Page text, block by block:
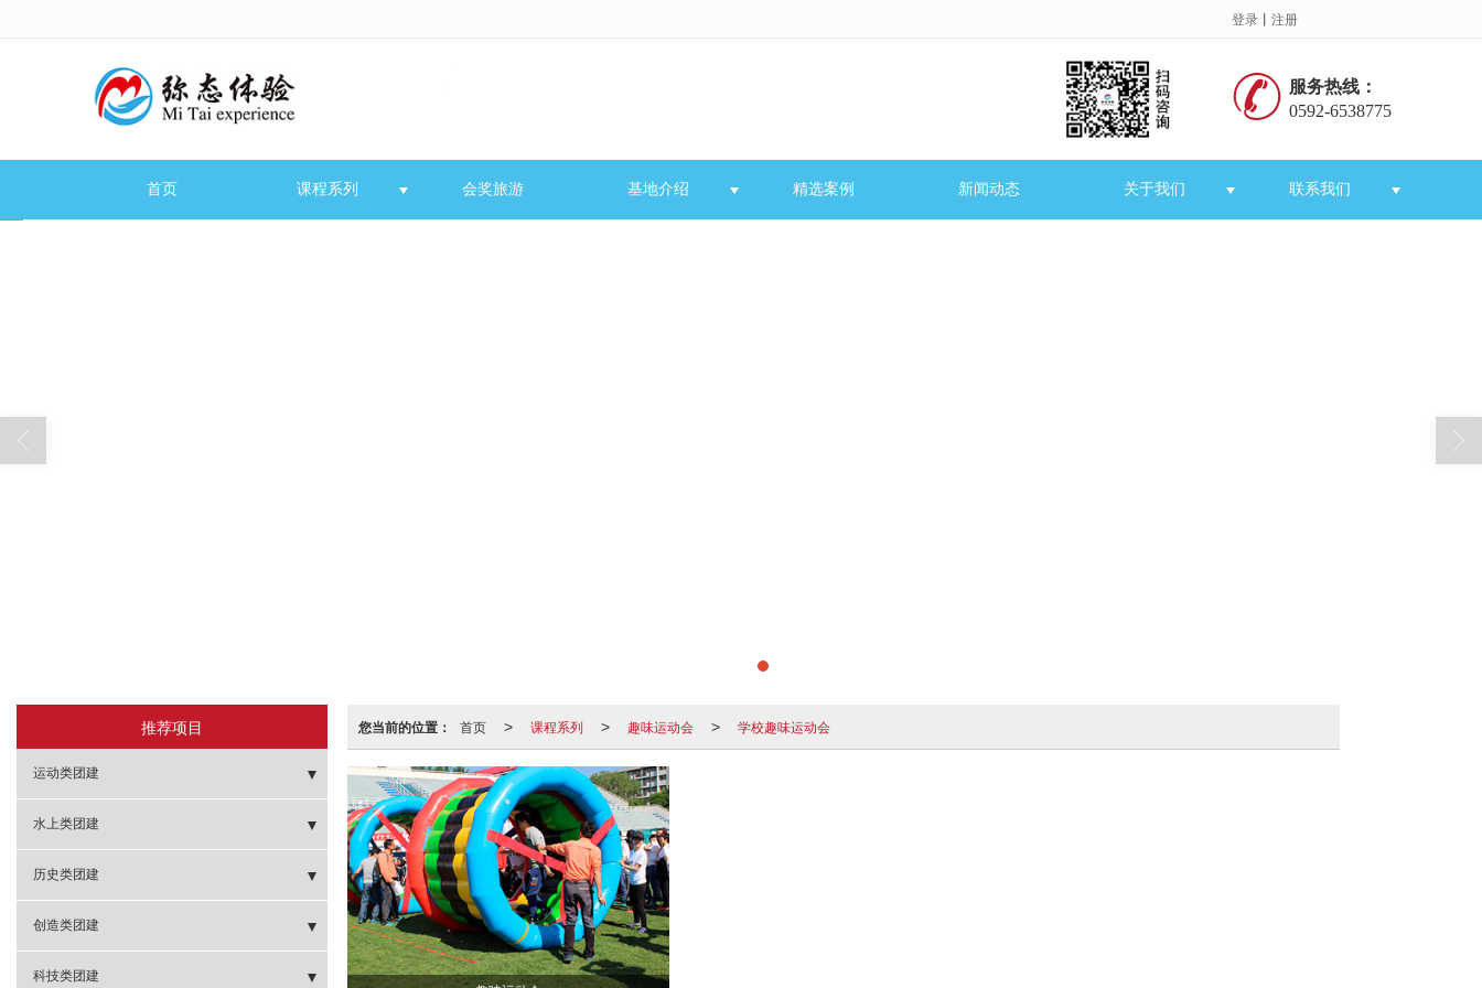
登录 丨 注册
服务热线：
0592-6538775
首页 课程系列 会奖旅游 基地介绍 精选案例 新闻动态 关于我们 联系我们
您当前的位置： 首页 > 课程系列 > 趣味运动会 > 学校趣味运动会
推荐项目
运动类团建
- 棒球团建
- 健球团建
- 冰球团建
- 飞盘团建
水上类团建
- 帆船出击
- 欢快皮艇
- 桨板体验
历史类团建
- 攻打虎牢关
- 笑傲江湖
创造类团建
- 扬帆起航
科技类团建